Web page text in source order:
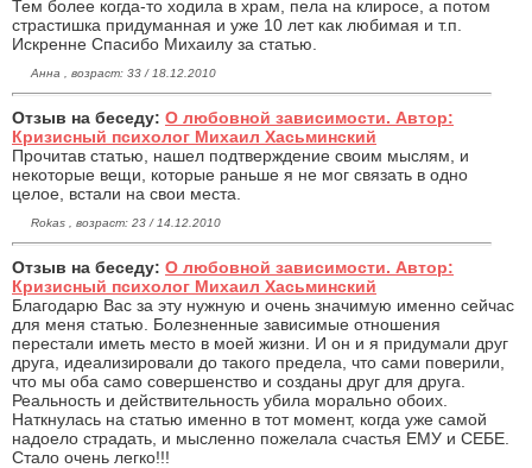
Тем более когда-то ходила в храм, пела на клиросе, а потом
страстишка придуманная и уже 10 лет как любимая и т.п.
Искренне Спасибо Михаилу за статью.
Анна , возраст: 33 / 18.12.2010
Отзыв на беседу: О любовной зависимости. Автор:
Кризисный психолог Михаил Хасьминский
Прочитав статью, нашел подтверждение своим мыслям, и
некоторые вещи, которые раньше я не мог связать в одно
целое, встали на свои места.
Rokas , возраст: 23 / 14.12.2010
Отзыв на беседу: О любовной зависимости. Автор:
Кризисный психолог Михаил Хасьминский
Благодарю Вас за эту нужную и очень значимую именно сейчас
для меня статью. Болезненные зависимые отношения
перестали иметь место в моей жизни. И он и я придумали друг
друга, идеализировали до такого предела, что сами поверили,
что мы оба само совершенство и созданы друг для друга.
Реальность и действительность убила морально обоих.
Наткнулась на статью именно в тот момент, когда уже самой
надоело страдать, и мысленно пожелала счастья ЕМУ и СЕБЕ.
Стало очень легко!!!